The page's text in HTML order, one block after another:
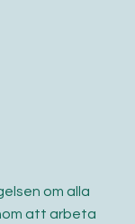
om alla
att arbeta